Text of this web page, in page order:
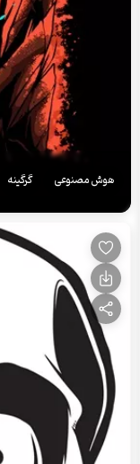
هوش مصنوعی گرگینه